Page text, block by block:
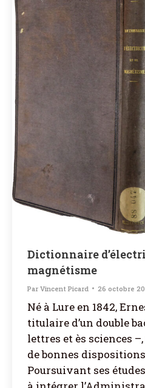
Dictionnaire
magnétisme
Par Vincent Picard 26 octobre
Né à Lure en 1842,
titulaire d’un double
lettres et ès sciences
de bonnes
Poursuivant ses